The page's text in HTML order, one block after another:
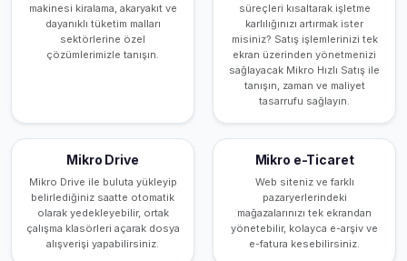
makinesi kiralama, akaryakıt ve
dayanıklı tüketim malları
sektörlerine özel
çözümlerimizle tanışın.
süreçleri kısaltarak işletme
karlılığınızı artırmak ister
misiniz? Satış işlemlerinizi tek
ekran üzerinden yönetmenizi
sağlayacak Mikro Hızlı Satış ile
tanışın, zaman ve maliyet
tasarrufu sağlayın.
Mikro Drive
Mikro Drive ile buluta yükleyip
belirlediğiniz saatte otomatik
olarak yedekleyebilir, ortak
çalışma klasörleri açarak dosya
alışverişi yapabilirsiniz.
Mikro e-Ticaret
Web siteniz ve farklı
pazaryerlerindeki
mağazalarınızı tek ekrandan
yönetebilir, kolayca e-arşiv ve
e-fatura kesebilirsiniz.